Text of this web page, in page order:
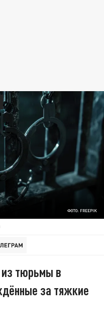
ФОТО: FREEPIK
тюрьмы в
за тяжкие